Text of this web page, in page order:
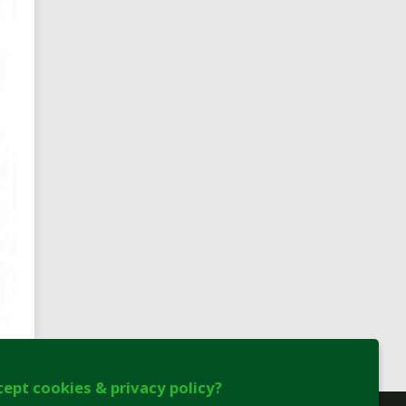
cookies & privacy policy?